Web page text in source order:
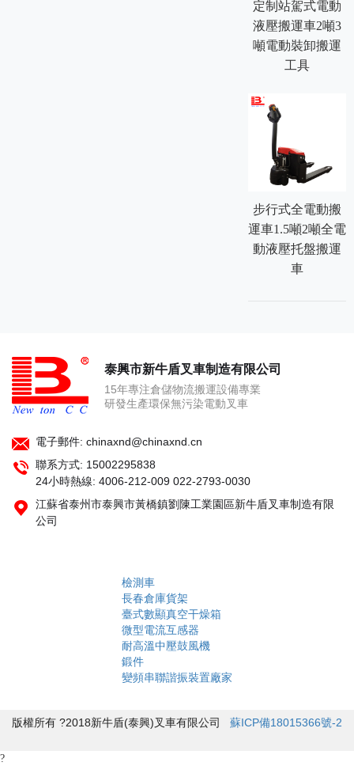
定制站駕式電動
液壓搬運車2噸3
噸電動裝卸搬運
工具
步行式全電動搬
運車1.5噸2噸全電
動液壓托盤搬運
車
泰興市新牛盾叉車制造有限公司
15年專注倉儲物流搬運設備專業
研發生產環保無污染電動叉車
電子郵件: chinaxnd@chinaxnd.cn
聯系方式: 15002295838
24小時熱線: 4006-212-009 022-2793-0030
江蘇省泰州市泰興市黃橋鎮劉陳工業園區新牛盾叉車制造有限
公司
檢測車
長春倉庫貨架
臺式數顯真空干燥箱
微型電流互感器
耐高溫中壓鼓風機
鍛件
變頻串聯諧振裝置廠家
版權所有 ?2018新牛盾(泰興)叉車有限公司 蘇ICP備18015366號-2
?